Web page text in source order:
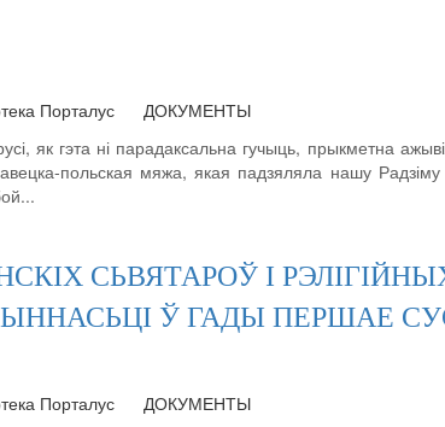
Порталус
ДОКУМЕНТЫ
як гэта ні парадаксальна гучыць, прыкметна
польская мяжа, якая падзяляла нашу
СЬВЯТАРОЎ І
Ў ГАДЫ ПЕРШАЕ
Порталус
ДОКУМЕНТЫ